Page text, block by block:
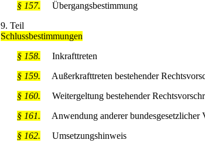
§ 157. Übergangsbestimmung
9. Teil
Schlussbestimmungen
§ 158. Inkrafttreten
§ 159. Außerkrafttreten bestehender
§ 160. Weitergeltung bestehender
§ 161. Anwendung anderer bundesgesetzlicher
§ 162. Umsetzungshinweis